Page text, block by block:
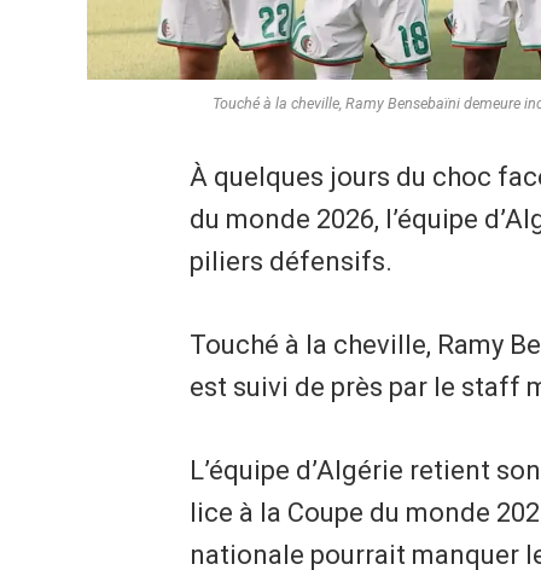
Touché à la cheville, Ramy Bensebaïni demeure
À quelques jours du choc
du monde 2026, l’équipe
piliers défensifs.
Touché à la cheville, Ramy
est suivi de près par le staff
L’équipe d’Algérie retient
lice à la Coupe du monde
nationale pourrait manquer